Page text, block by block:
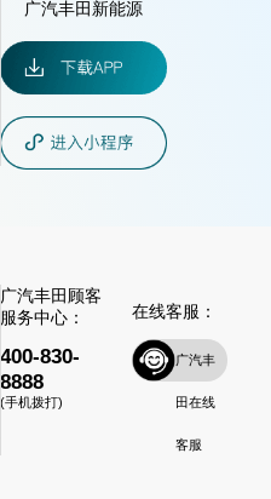
广汽丰田新能源
广汽丰田顾客
服务中心：
400-830-
8888
(手机拨打)
在线客服：
广汽丰
田在线
客服